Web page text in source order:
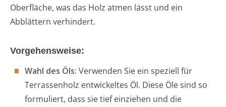
Oberfläche, was das Holz atmen lässt und ein
Abblättern verhindert.
Vorgehensweise:
Wahl des Öls: Verwenden Sie ein speziell für
Terrassenholz entwickeltes Öl. Diese Öle sind so
formuliert, dass sie tief einziehen und die